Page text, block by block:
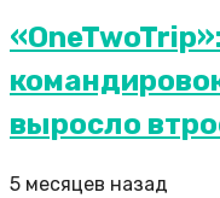
выросло
5 месяцев назад